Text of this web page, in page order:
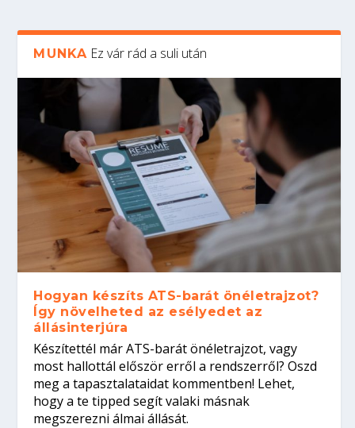
MUNKA Ez vár rád a suli után
Hogyan készíts ATS-barát önéletrajzot?
Így növelheted az esélyedet az
állásinterjúra
Készítettél már ATS-barát önéletrajzot, vagy
most hallottál először erről a rendszerről? Oszd
meg a tapasztalataidat kommentben! Lehet,
hogy a te tipped segít valaki másnak
megszerezni álmai állását.